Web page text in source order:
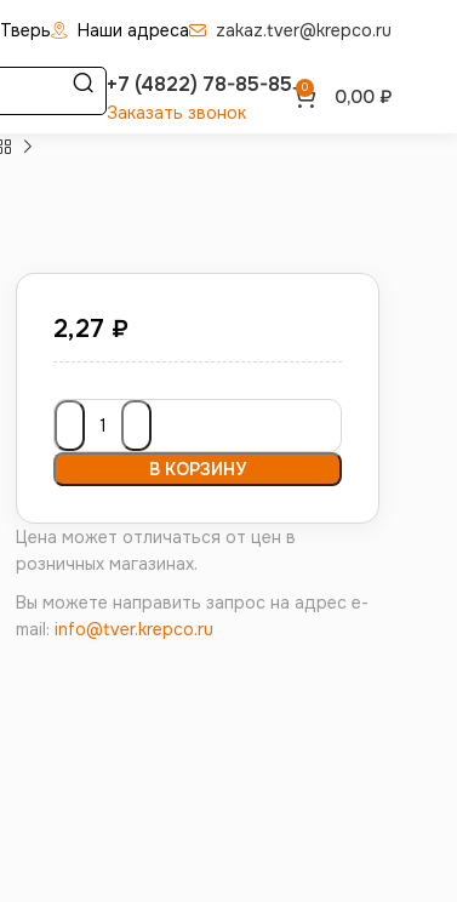
Тверь Наши адреса zakaz.tver@krepco.ru
+7 (4822) 78-85-85
Заказать звонок
0 0,00 ₽
2,27 ₽
В КОРЗИНУ
Цена может отличаться от цен в
розничных магазинах.
Вы можете направить запрос на адрес e-
mail: info@tver.krepco.ru